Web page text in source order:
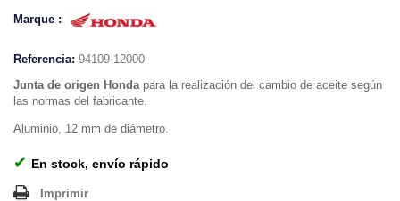
Marque :
Referencia: 94109-12000
Junta de origen Hondapara la realización del cambio de aceite según
las normas del fabricante.
Aluminio, 12 mm de diámetro.
✔ En stock, envío rápido
Imprimir